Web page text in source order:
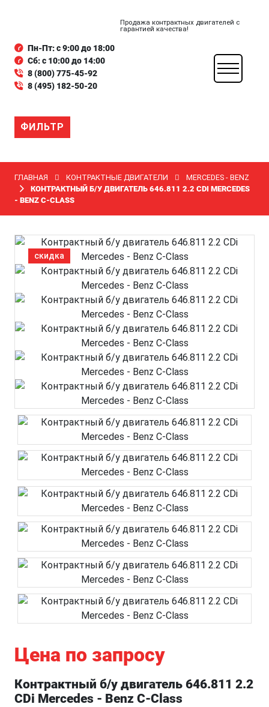
Продажа контрактных двигателей с
гарантией качества!
Пн-Пт: с 9:00 до 18:00
Сб: с 10:00 до 14:00
8 (800) 775-45-92
8 (495) 182-50-20
ФИЛЬТР
ГЛАВНАЯ КОНТРАКТНЫЕ ДВИГАТЕЛИ
MERCEDES - BENZ
КОНТРАКТНЫЙ Б/У ДВИГАТЕЛЬ 646.811 2.2 CDI MERCEDES
- BENZ C-CLASS
скидка
Цена по запросу
Контрактный б/у двигатель 646.811 2.2
CDi Mercedes - Benz C-Class